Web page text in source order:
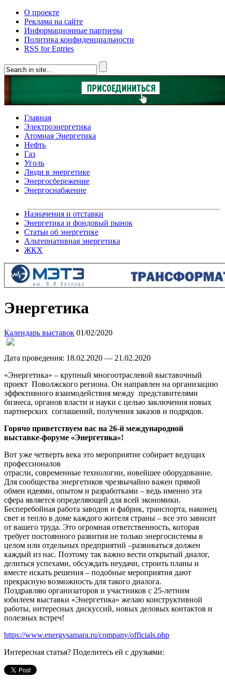
О проекте
Реклама на сайте
Информационные партнеры
Политика конфиденциальности
RSS for Entries
Главная
Электроэнергетика
Атомная Энергетика
Нефть
Газ
Уголь
Люди в энергетике
Энергосбережение
Энергоснабжение
Назначения и отставки
Энергетика и фондовый рынок
Статьи об энергетике
Альтернативная энергетика
ЖКХ
Энергетика
Календарь выставок 01/02/2020
Дата проведения: 18.02.2020 — 21.02.2020
«Энергетика» – крупный многоотраслевой выставочный
проект Поволжского региона. Он направлен на организацию
эффективного взаимодействия между представителями
бизнеса, органов власти и науки с целью заключения новых
партнерских соглашений, получения заказов и подрядов.
Горячо приветствуем вас на 26-й международной
выставке-форуме «Энергетика»!
Вот уже четверть века это мероприятие собирает ведущих
профессионалов
отрасли, современные технологии, новейшее оборудование.
Для сообщества энергетиков чрезвычайно важен прямой
обмен идеями, опытом и разработками – ведь именно эта
сфера является определяющей для всей экономики.
Бесперебойная работа заводов и фабрик, транспорта, наконец
свет и тепло в доме каждого жителя страны – все это зависит
от вашего труда. Это огромная ответственность, которая
требует постоянного развития не только энергосистемы в
целом или отдельных предприятий –развиваться должен
каждый из нас. Поэтому так важно вести открытый диалог,
делиться успехами, обсуждать неудачи, строить планы и
вместе искать решения – подобные мероприятия дают
прекрасную возможность для такого диалога.
Поздравляю организаторов и участников с 25-летним
юбилеем выставки «Энергетика» желаю конструктивной
работы, интересных дискуссий, новых деловых контактов и
полезных встреч!
https://www.energysamara.ru/company/officials.php
Интересная статья? Поделитесь ей с друзьями: